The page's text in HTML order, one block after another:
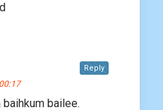
baihkum bailee.
Reply